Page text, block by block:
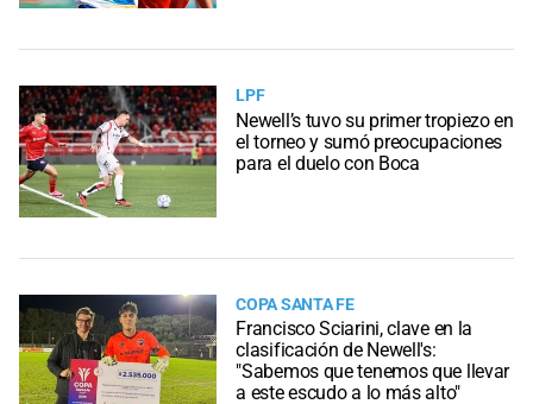
LPF
Newell’s tuvo su primer tropiezo en
el torneo y sumó preocupaciones
para el duelo con Boca
COPA SANTA FE
Francisco Sciarini, clave en la
clasificación de Newell's:
"Sabemos que tenemos que llevar
a este escudo a lo más alto"